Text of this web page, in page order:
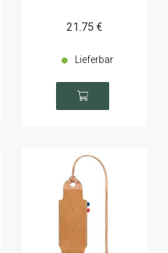
21.75 €
Lieferbar